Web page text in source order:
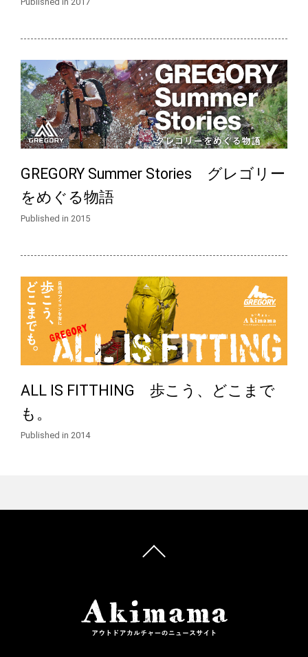
GREGORY Summer Stories グレゴリー
をめぐる物語
Published in 2015
ALL IS FITTHING 歩こう、どこまで
も。
Published in 2014